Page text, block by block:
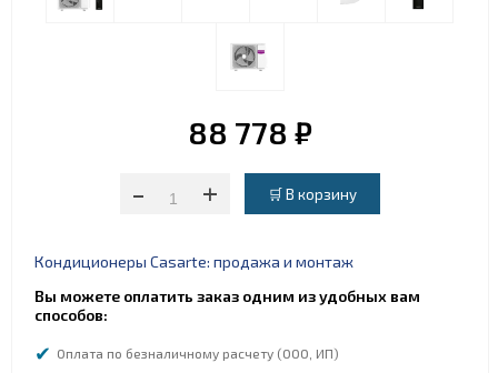
88 778 ₽
-
+
Кондиционеры Casarte: продажа и монтаж
Вы можете оплатить заказ одним из удобных вам
способов:
Оплата по безналичному расчету (ООО, ИП)